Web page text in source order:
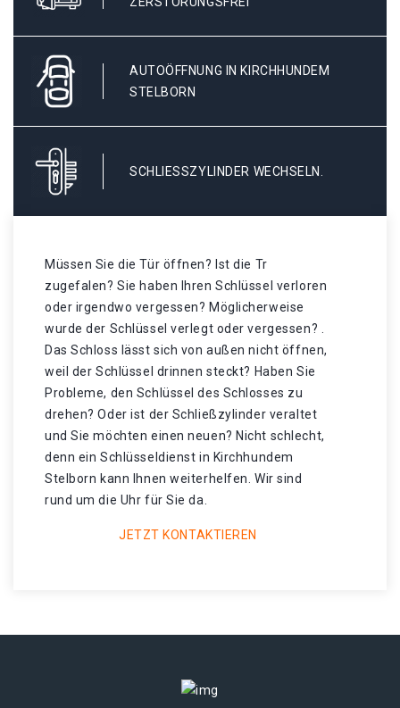
AUTOÖFFNUNG IN KIRCHHUNDEM
STELBORN
SCHLIESSZYLINDER WECHSELN.
Müssen Sie die Tür öffnen? Ist die Tr
zugefalen? Sie haben Ihren Schlüssel verloren
oder irgendwo vergessen? Möglicherweise
wurde der Schlüssel verlegt oder vergessen? .
Das Schloss lässt sich von außen nicht öffnen,
weil der Schlüssel drinnen steckt? Haben Sie
Probleme, den Schlüssel des Schlosses zu
drehen? Oder ist der Schließzylinder veraltet
und Sie möchten einen neuen? Nicht schlecht,
denn ein Schlüsseldienst in Kirchhundem
Stelborn kann Ihnen weiterhelfen. Wir sind
rund um die Uhr für Sie da.
JETZT KONTAKTIEREN